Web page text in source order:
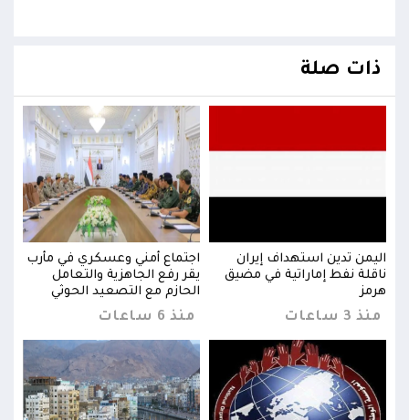
ذات صلة
اليمن تدين استهداف إيران
ناقلة نفط إماراتية في مضيق
هرمز
منذ 3 ساعات
اجتماع أمني وعسكري في مأرب
يقر رفع الجاهزية والتعامل
الحازم مع التصعيد الحوثي
منذ 6 ساعات